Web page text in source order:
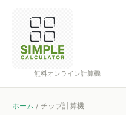
無料オンライン計算機
ホーム / チップ計算機